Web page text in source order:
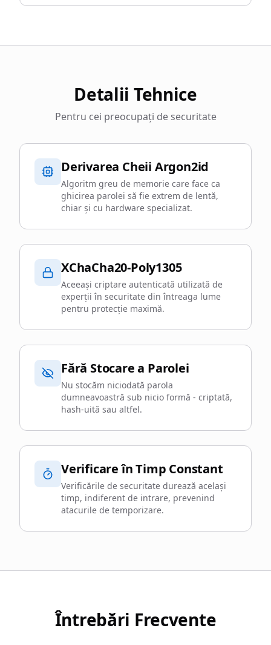
Detalii Tehnice
Pentru cei preocupați de securitate
Derivarea Cheii Argon2id
Algoritm greu de memorie care face ca
ghicirea parolei să fie extrem de lentă,
chiar și cu hardware specializat.
XChaCha20-Poly1305
Aceeași criptare autenticată utilizată de
experții în securitate din întreaga lume
pentru protecție maximă.
Fără Stocare a Parolei
Nu stocăm niciodată parola
dumneavoastră sub nicio formă - criptată,
hash-uită sau altfel.
Verificare în Timp Constant
Verificările de securitate durează același
timp, indiferent de intrare, prevenind
atacurile de temporizare.
Întrebări Frecvente